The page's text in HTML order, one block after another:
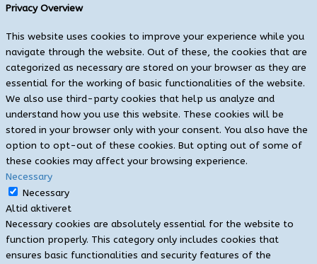
Privacy Overview
This website uses cookies to improve your experience while you
navigate through the website. Out of these, the cookies that are
categorized as necessary are stored on your browser as they are
essential for the working of basic functionalities of the website.
We also use third-party cookies that help us analyze and
understand how you use this website. These cookies will be
stored in your browser only with your consent. You also have the
option to opt-out of these cookies. But opting out of some of
these cookies may affect your browsing experience.
Necessary
Necessary
Altid aktiveret
Necessary cookies are absolutely essential for the website to
function properly. This category only includes cookies that
ensures basic functionalities and security features of the